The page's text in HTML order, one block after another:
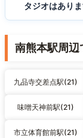
タジオはあり
南熊本駅周辺
九品寺交差点駅(21)
味噌天神前駅(21)
市立体育館前駅(21)